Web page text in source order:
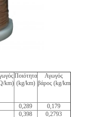
km)
Ποιότητα
(kg/km)
Αγωγός
βάρος (kg/km
0,289
0,179
0,398
0,2793